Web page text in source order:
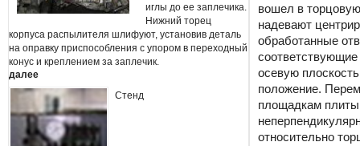
иглы до ее заплечика.
Нижний торец
корпуса распылителя шлифуют, установив деталь
на оправку приспособления с упором в переходный
конус и креплением за заплечик.
далее
Стенд
вошел в
надевают
обработанные
осевую
положение.
площадкам плиты
относительно